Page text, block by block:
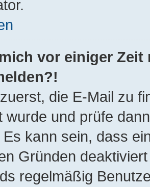
vor einiger
die E-Mail zu
wurde und prüfe
kann sein, dass
Gründen
regelmäßig